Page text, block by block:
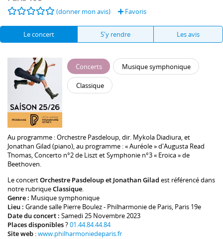
(donner mon avis) Favoris
Le concert S'y rendre Les avis
Concerts Musique symphonique
Classique
Au programme :Orchestre Pasdeloup, dir. Mykola Diadiura, et
Jonathan Gilad (piano), au programme : « Auréole » d'Augusta Read
Thomas, Concerto n°2 de Liszt et Symphonie n°3 « Eroica » de
Beethoven.
Le concertOrchestre Pasdeloup et Jonathan Gilad est référencé dans
notre rubriqueClassique.
Genre : Musique symphonique
Lieu : Grande salle Pierre Boulez - Philharmonie de Paris, Paris 19e
Date du concert : Samedi 25 Novembre 2023
Places disponibles?01.44.84.44.84
Site web :www.philharmoniedeparis.fr